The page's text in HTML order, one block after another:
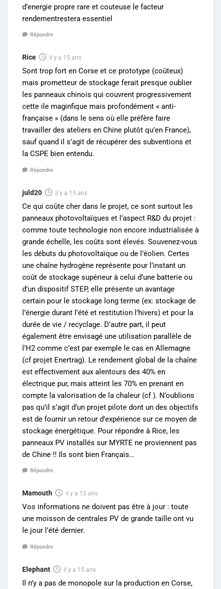
d’energie propre rare et couteuse le facteur
rendementrestera essentiel
Répondre
Rice il y a 15 ans
Sont trop fort en Corse et ce prototype (coûteux)
mais prometteur de stockage ferait presque oublier
les panneaux chinois qui couvrent progressivement
cette ile maginfique mais profondément « anti-
française » (dans le sens où elle préfère faire
travailler des ateliers en Chine plutôt qu’en France),
sauf quand il s’agit de récupérer des subventions et
la CSPE bien entendu.
Répondre
juld20 il y a 15 ans
Ce qui coûte cher dans le projet, ce sont surtout les
panneaux photovoltaïques et l’aspect R&D du projet :
comme toute technologie non encore industrialisée à
grande échelle, les coûts sont élevés. Souvenez-vous
les débuts du photovoltaïque ou de l’éolien. Certes
une chaîne hydrogène représente pour l’instant un
coût de stockage supérieur à celui d’une batterie ou
d’un dispositif STEP, elle présente un avantage
certain pour le stockage long terme (ex: stockage de
l’énergie durant l’été et restitution l’hivers) et pour la
durée de vie / recyclage. D’autre part, il peut
également être envisagé une utilisation parallèle de
l’H2 comme c’est par exemple le cas en Allemagne
(cf projet Enertrag). Le rendement global de la chaîne
est effectivement aux alentours des 40% en
électrique pur, mais atteint les 70% en prenant en
compte la valorisation de la chaleur (cf ). N’oublions
pas qu’il s’agit d’un projet pilote dont un des objectifs
est de fournir un retour d’expérience sur ce moyen de
stockage énergétique. Pour répondre à Rice, les
panneaux PV installés sur MYRTE ne proviennent pas
de Chine !! Ils sont bien Français…
Répondre
Mamouth il y a 15 ans
Vos informations ne doivent pas être à jour : toute
une moisson de centrales PV de grande taille ont vu
le jour l’été dernier.
Répondre
Elephant il y a 15 ans
Il n’y a pas de monopole sur la production en Corse,